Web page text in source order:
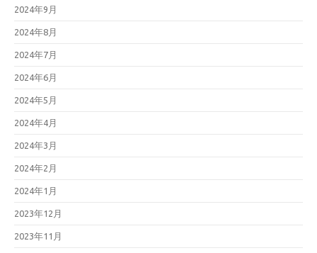
2024年9月
2024年8月
2024年7月
2024年6月
2024年5月
2024年4月
2024年3月
2024年2月
2024年1月
2023年12月
2023年11月